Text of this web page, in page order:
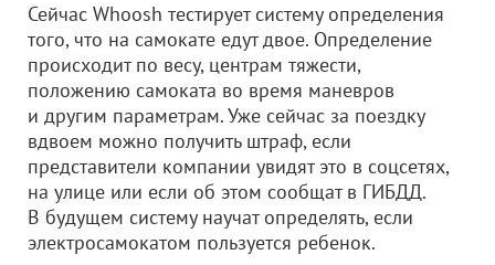
Сейчас Whoosh тестирует систему определения
того, что на самокате едут двое. Определение
происходит по весу, центрам тяжести,
положению самоката во время маневров
и другим параметрам. Уже сейчас за поездку
вдвоем можно получить штраф, если
представители компании увидят это в соцсетях,
на улице или если об этом сообщат в ГИБДД.
В будущем систему научат определять, если
электросамокатом пользуется ребенок.